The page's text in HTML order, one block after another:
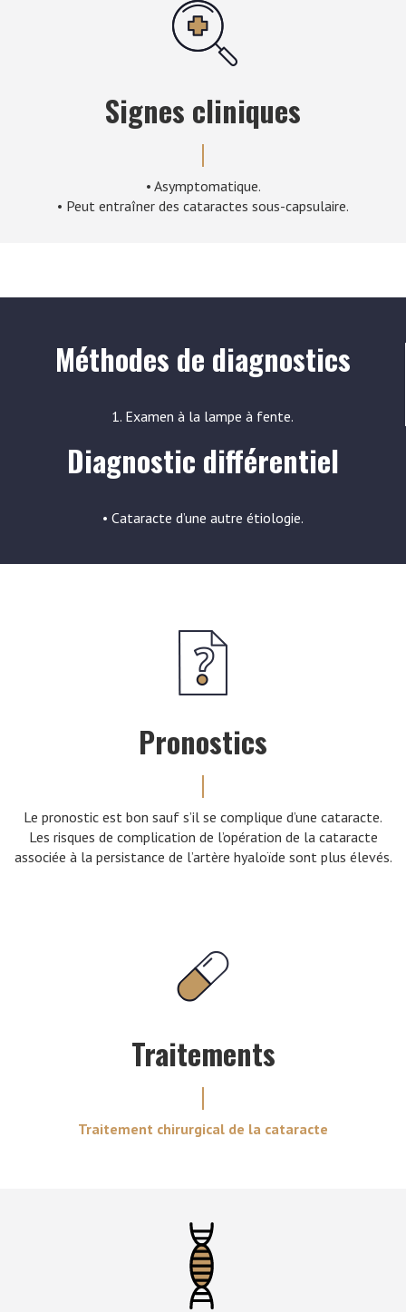
Signes cliniques
• Asymptomatique.
• Peut entraîner des cataractes sous-capsulaire.
Méthodes de diagnostics
1. Examen à la lampe à fente.
Diagnostic différentiel
• Cataracte d’une autre étiologie.
Pronostics
Le pronostic est bon sauf s’il se complique d’une cataracte.
Les risques de complication de l’opération de la cataracte
associée à la persistance de l’artère hyaloïde sont plus élevés.
Traitements
Traitement chirurgical de la cataracte